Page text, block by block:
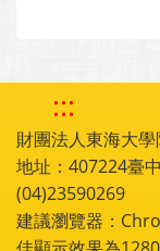
:::
財團法人東海大
地址：407224臺
(04)23590269
建議瀏覽器：